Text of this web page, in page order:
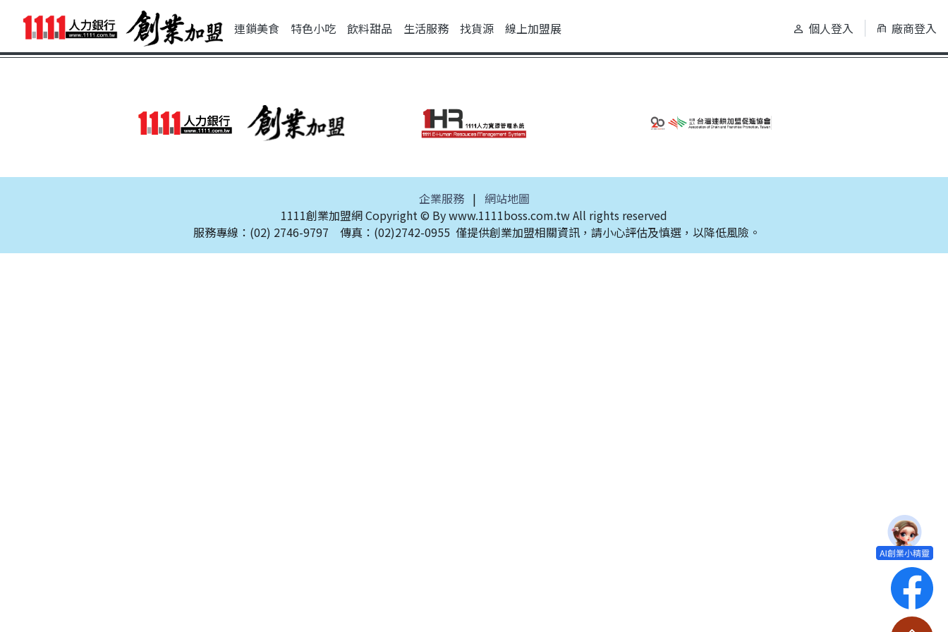
連鎖美食 特色小吃 飲料甜品 生活服務 找貨源 線上加盟展 個人登入 廠商登入
企業服務 | 網站地圖
1111創業加盟網Copyright © By www.1111boss.com.tw All rights reserved
服務專線：(02) 2746-9797
傳真：(02)2742-0955 僅提供創業加盟相關資訊，請小心評估及慎選，以降低風險。